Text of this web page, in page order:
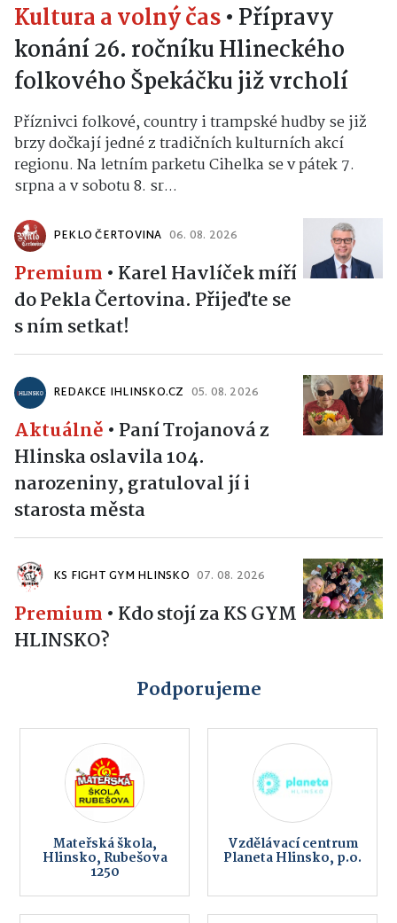
Kultura a volný čas• Přípravy
konání 26. ročníku Hlineckého
folkového Špekáčku již vrcholí
Příznivci folkové, country i trampské hudby se již
brzy dočkají jedné z tradičních kulturních akcí
regionu. Na letním parketu Cihelka se v pátek 7.
srpna a v sobotu 8. sr...
PEKLO ČERTOVINA 06. 08. 2026
Premium • Karel Havlíček míří
do Pekla Čertovina. Přijeďte se
s ním setkat!
REDAKCE IHLINSKO.CZ 05. 08. 2026
Aktuálně • Paní Trojanová z
Hlinska oslavila 104.
narozeniny, gratuloval jí i
starosta města
KS FIGHT GYM HLINSKO 07. 08. 2026
Premium • Kdo stojí za KS GYM
HLINSKO?
Podporujeme
Mateřská škola,
Hlinsko, Rubešova
1250
Vzdělávací centrum
Planeta Hlinsko, p.o.